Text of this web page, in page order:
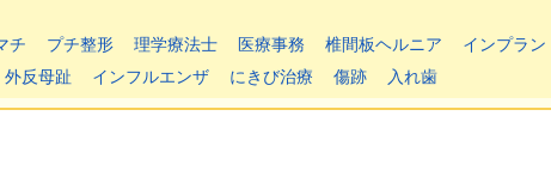
チ プチ整形 理学療法士 医療事務 椎間板ヘルニア
インプラン
外反母趾 インフルエンザ にきび治療 傷跡 入れ歯